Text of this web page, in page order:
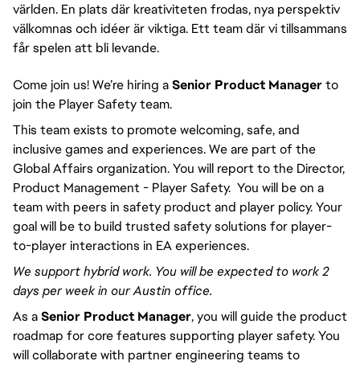
världen. En plats där kreativiteten frodas, nya perspektiv
välkomnas och idéer är viktiga. Ett team där vi tillsammans
får spelen att bli levande.
Come join us! We’re hiring aSenior Product Managerto
join the Player Safety team.
This team exists to promote welcoming, safe, and
inclusive games and experiences. We are part of the
Global Affairs organization. You will report to the Director,
Product Management - Player Safety. You will be on a
team with peers in safety product and player policy. Your
goal will be to build trusted safety solutions for player-
to-player interactions in EA experiences.
We support hybrid work. You will be expected to work 2
days per week in our Austin office.
As aSenior Product Manager, you will guide the product
roadmap for core features supporting player safety. You
will collaborate with partner engineering teams to